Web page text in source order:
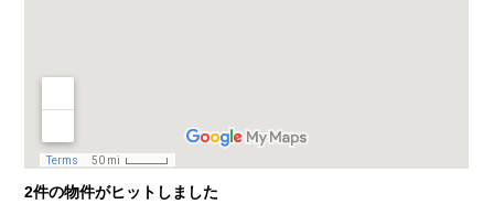
2件の物件がヒットしました